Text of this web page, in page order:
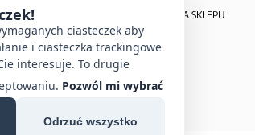
ZUŻYTYM SPRZĘCIE
MAPA SKLEPU
ciasteczek aby
i ciasteczka trackingowe
interesuje. To drugie
Pozwól mi wybrać
Odrzuć wszystko